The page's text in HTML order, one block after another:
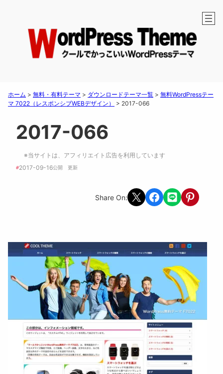
ホーム > 無料・有料テーマ > ダウンロードテーマ一覧 > 無料WordPressテー
マ 7022（レスポンシブWEBデザイン）
> 2017-066
2017-066
※当サイトは、アフィリエイト広告を利用しています
#2017-09-16公開 更新
Share On: Share on X Share on Facebook
Share on LINEShare on